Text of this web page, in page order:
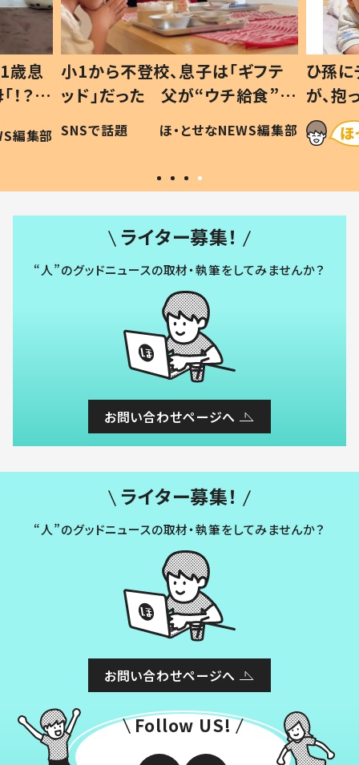
フテ
食”を
編集部
ひ孫にデレデレな80歳じいじ
が、抱っこすると…ひ孫の反応に
「涙が出ました」「可愛くて仕方な
い」
ほ・とせなNEWS編集部
ライター募集！
“人”のグッドニュースの取材・執筆をしてみませんか？
お問い合わせページへ
ライター募集！
“人”のグッドニュースの取材・執筆をしてみませんか？
お問い合わせページへ
Follow US!